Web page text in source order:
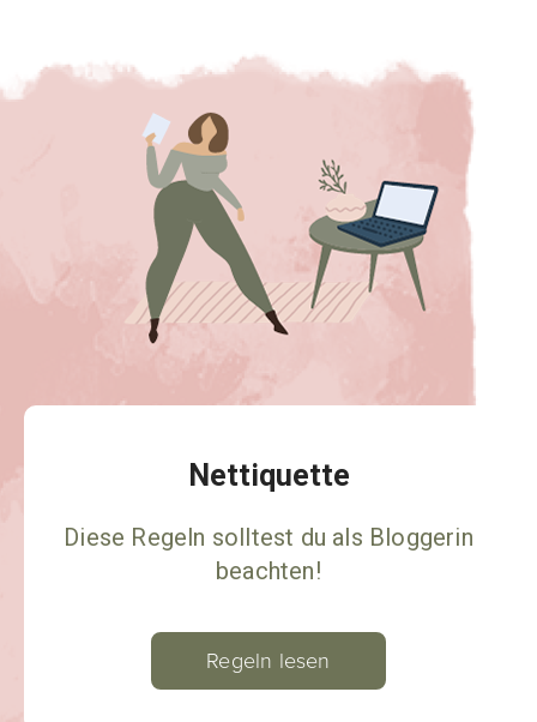
Nettiquette
Diese Regeln solltest du als Bloggerin
beachten!
Regeln lesen